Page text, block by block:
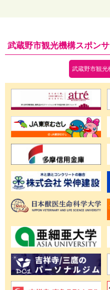
武蔵野市観光機構スポン
武蔵野市観光